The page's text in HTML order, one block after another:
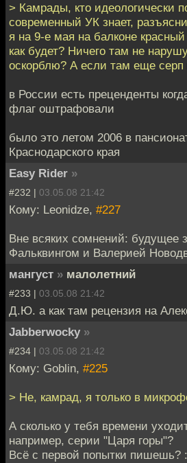
> Камрады, кто идеологически
современный УК знает,
я на 9-е мая на балконе
как будет? Ничего там не
оскорблю? А если там еще серп
в России есть преценденты
флаг оштрафовали
было это летом 2006 в
Краснодарского края
Easy Rider »
#232 | 03.05.08 21:42
Кому: Leonidze, #227
Вне всяких сомнений: будущее
Фальквингом и Валерией
мангуст » малолетний
#233 | 03.05.08 21:42
Д.Ю. а как там рецензия на
Jabberwocky »
#234 | 03.05.08 21:42
Кому: Goblin, #225
> Не, камрад, я только в
А сколько у тебя времени
например, серии "Царя горы"?
Всё с первой попытки пишешь?